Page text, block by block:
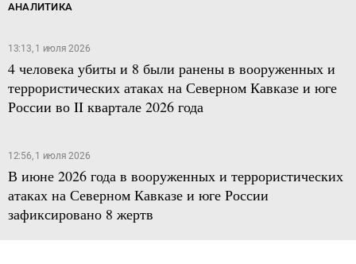
АНАЛИТИКА
13:13, 1 июля 2026
4 человека убиты и 8 были ранены в вооруженных и
террористических атаках на Северном Кавказе и юге
России во II квартале 2026 года
12:56, 1 июля 2026
В июне 2026 года в вооруженных и террористических
атаках на Северном Кавказе и юге России
зафиксировано 8 жертв